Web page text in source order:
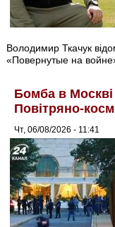
Володимир Ткачук
«Повернутые на
Бомба в
Повітряно-
Чт, 06/08/2026 - 11:41